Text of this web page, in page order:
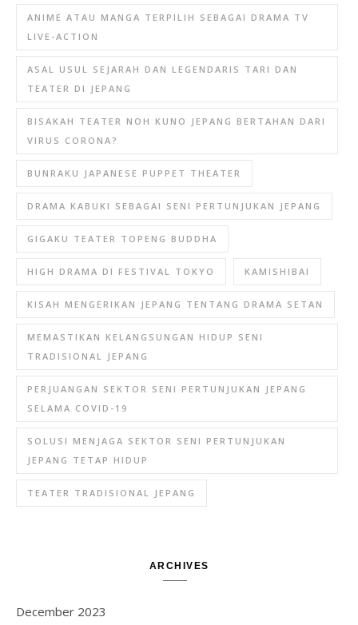
ANIME ATAU MANGA TERPILIH SEBAGAI DRAMA TV
LIVE-ACTION
ASAL USUL SEJARAH DAN LEGENDARIS TARI DAN
TEATER DI JEPANG
BISAKAH TEATER NOH KUNO JEPANG BERTAHAN DARI
VIRUS CORONA?
BUNRAKU JAPANESE PUPPET THEATER
DRAMA KABUKI SEBAGAI SENI PERTUNJUKAN JEPANG
GIGAKU TEATER TOPENG BUDDHA
HIGH DRAMA DI FESTIVAL TOKYO KAMISHIBAI
KISAH MENGERIKAN JEPANG TENTANG DRAMA SETAN
MEMASTIKAN KELANGSUNGAN HIDUP SENI
TRADISIONAL JEPANG
PERJUANGAN SEKTOR SENI PERTUNJUKAN JEPANG
SELAMA COVID-19
SOLUSI MENJAGA SEKTOR SENI PERTUNJUKAN
JEPANG TETAP HIDUP
TEATER TRADISIONAL JEPANG
ARCHIVES
December 2023